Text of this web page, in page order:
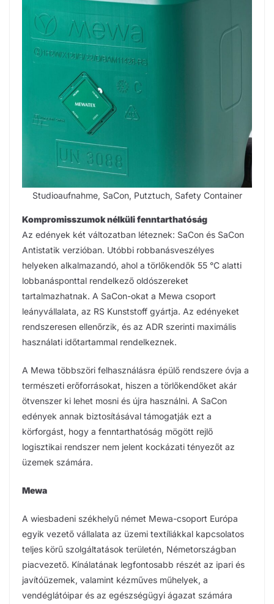
Studioaufnahme, SaCon, Putztuch, Safety Container
Kompromisszumok nélküli fenntarthatóság
Az edények két változatban léteznek: SaCon és SaCon
Antistatik verzióban. Utóbbi robbanásveszélyes
helyeken alkalmazandó, ahol a törlőkendők 55 °C alatti
lobbanásponttal rendelkező oldószereket
tartalmazhatnak. A SaCon-okat a Mewa csoport
leányvállalata, az RS Kunststoff gyártja. Az edényeket
rendszeresen ellenőrzik, és az ADR szerinti maximális
használati időtartammal rendelkeznek.
A Mewa többszöri felhasználásra épülő rendszere óvja a
természeti erőforrásokat, hiszen a törlőkendőket akár
ötvenszer ki lehet mosni és újra használni. A SaCon
edények annak biztosításával támogatják ezt a
körforgást, hogy a fenntarthatóság mögött rejlő
logisztikai rendszer nem jelent kockázati tényezőt az
üzemek számára.
Mewa
A wiesbadeni székhelyű német Mewa-csoport Európa
egyik vezető vállalata az üzemi textíliákkal kapcsolatos
teljes körű szolgáltatások területén, Németországban
piacvezető. Kínálatának legfontosabb részét az ipari és
javítóüzemek, valamint kézműves műhelyek, a
vendéglátóipar és az egészségügyi ágazat számára